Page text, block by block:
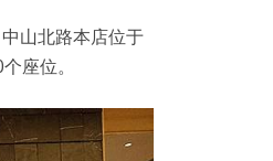
山北路本店位于
座位。